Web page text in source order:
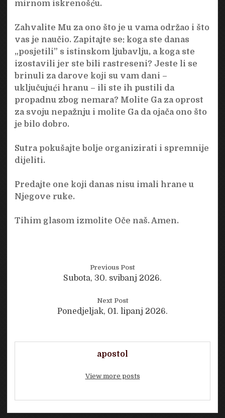
mirnom iskrenošću.
Zahvalite Mu za ono što je u vama održao i što
vas je naučio. Zapitajte se: koga ste danas
„posjetili” s istinskom ljubavlju, a koga ste
izostavili jer ste bili rastreseni? Jeste li se
brinuli za darove koji su vam dani –
uključujući hranu – ili ste ih pustili da
propadnu zbog nemara? Molite Ga za oprost
za svoju nepažnju i molite Ga da ojača ono što
je bilo dobro.
Sutra pokušajte bolje organizirati i spremnije
dijeliti.
Predajte one koji danas nisu imali hrane u
Njegove ruke.
Tihim glasom izmolite Oče naš. Amen.
Previous Post
Subota, 30. svibanj 2026.
Next Post
Ponedjeljak, 01. lipanj 2026.
apostol
View more posts